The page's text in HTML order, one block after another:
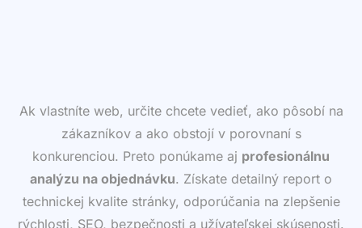
Ak vlastníte web, určite chcete vedieť, ako pôsobí na